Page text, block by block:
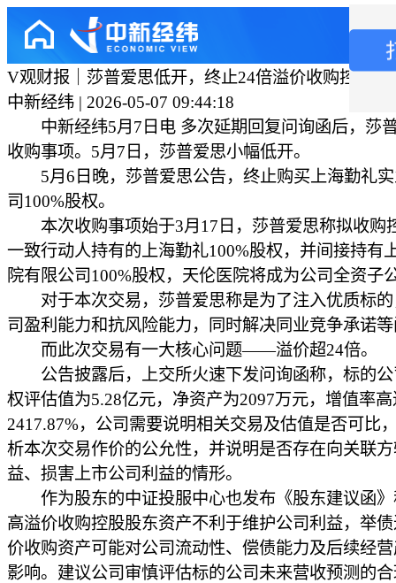
V观财报｜莎普爱思低开，终止24倍溢价收购控股股
中新经纬 | 2026-05-07 09:44:18
中新经纬5月7日电 多次延期回复问询函后，莎
收购事项。5月7日，莎普爱思小幅低开。
5月6日晚，莎普爱思公告，终止购买上海勤礼实
司100%股权。
本次收购事项始于3月17日，莎普爱思称拟收购
一致行动人持有的上海勤礼100%股权，并间接持有
院有限公司100%股权，天伦医院将成为公司全资子
对于本次交易，莎普爱思称是为了注入优质标的
司盈利能力和抗风险能力，同时解决同业竞争承诺
而此次交易有一大核心问题——溢价超24倍。
公告披露后，上交所火速下发问询函称，标的公
权评估值为5.28亿元，净资产为2097万元，增值率高
2417.87%，公司需要说明相关交易及估值是否可比
析本次交易作价的公允性，并说明是否存在向关联
益、损害上市公司利益的情形。
作为股东的中证投服中心也发布《股东建议函》
高溢价收购控股股东资产不利于维护公司利益，举
价收购资产可能对公司流动性、偿债能力及后续经
影响。建议公司审慎评估标的公司未来营收预测的